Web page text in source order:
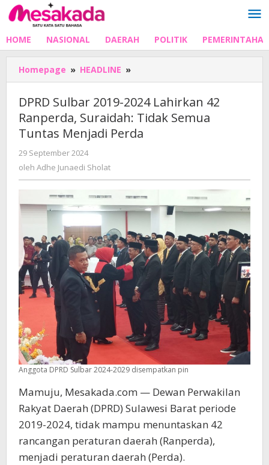
Lewati
ke
HOME NASIONAL DAERAH POLITIK
Homepage » HEADLINE »
Sulbar
2024
Lahirkan
42
Semua
Tuntas
Menjadi
Perda
DPRD Sulbar 2019-2024 Lahirkan 42
Ranperda, Suraidah: Tidak Semua
Tuntas Menjadi Perda
29 September 2024
Adhe
oleh Adhe Junaedi Sholat
Anggota DPRD Sulbar 2024-2029 disempatkan pin
Mamuju, Mesakada.com — Dewan Perwakilan
Rakyat Daerah (DPRD) Sulawesi Barat periode
2019-2024, tidak mampu menuntaskan 42
rancangan peraturan daerah (Ranperda),
menjadi peraturan daerah (Perda).